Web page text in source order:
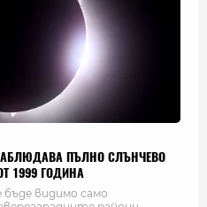
ПЪЛНО СЛЪНЧЕВО
1999 ГОДИНА
видимо само